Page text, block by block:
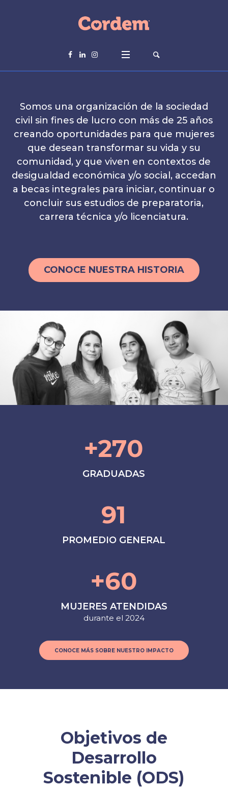
Somos una organización de la sociedad
civil sin fines de lucro con más de 25 años
creando oportunidades para que mujeres
que desean transformar su vida y su
comunidad, y que viven en contextos de
desigualdad económica y/o social, accedan
a becas integrales para iniciar, continuar o
concluir sus estudios de preparatoria,
carrera técnica y/o licenciatura.
CONOCE NUESTRA HISTORIA
+270
GRADUADAS
91
PROMEDIO GENERAL
+60
MUJERES ATENDIDAS
durante el 2024
CONOCE MÁS SOBRE NUESTRO IMPACTO
Objetivos de
Desarrollo
Sostenible (ODS)